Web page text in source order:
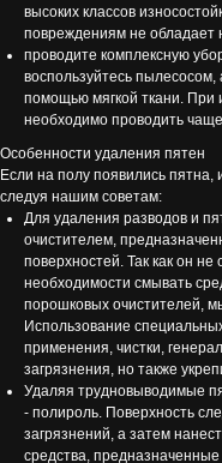
высоких классов
повреждениям не обладает
проводите комплексную
воспользуйтесь
помощью мягкой ткани. При
необходимо проводить чаще.
Особенности удаления пятен
Если на полу появились пятна,
следуя нашим советам:
Для удаления разводов и
очистителем,
поверхностей. Так как он не
необходимости смывать
порошковых очистителей,
Использование
применения, чистки,
загрязнения, но также
Удаляя трудновыводимые
- полироль. Поверхность
загрязнений, а затем
средства, предназначенные